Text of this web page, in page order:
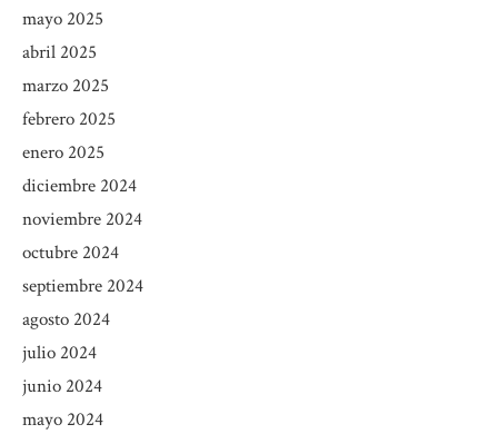
mayo 2025
abril 2025
marzo 2025
febrero 2025
enero 2025
diciembre 2024
noviembre 2024
octubre 2024
septiembre 2024
agosto 2024
julio 2024
junio 2024
mayo 2024